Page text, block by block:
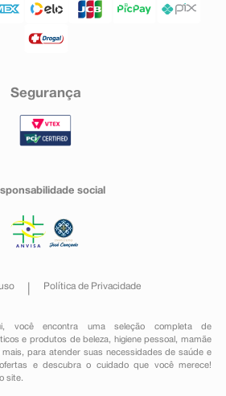
Segurança
social
Política de Privacidade
você encontra uma seleção completa de
e produtos de beleza, higiene pessoal ,mamãe
para atender suas necessidades de saúde e
e descubra o cuidado que você merece!
site.